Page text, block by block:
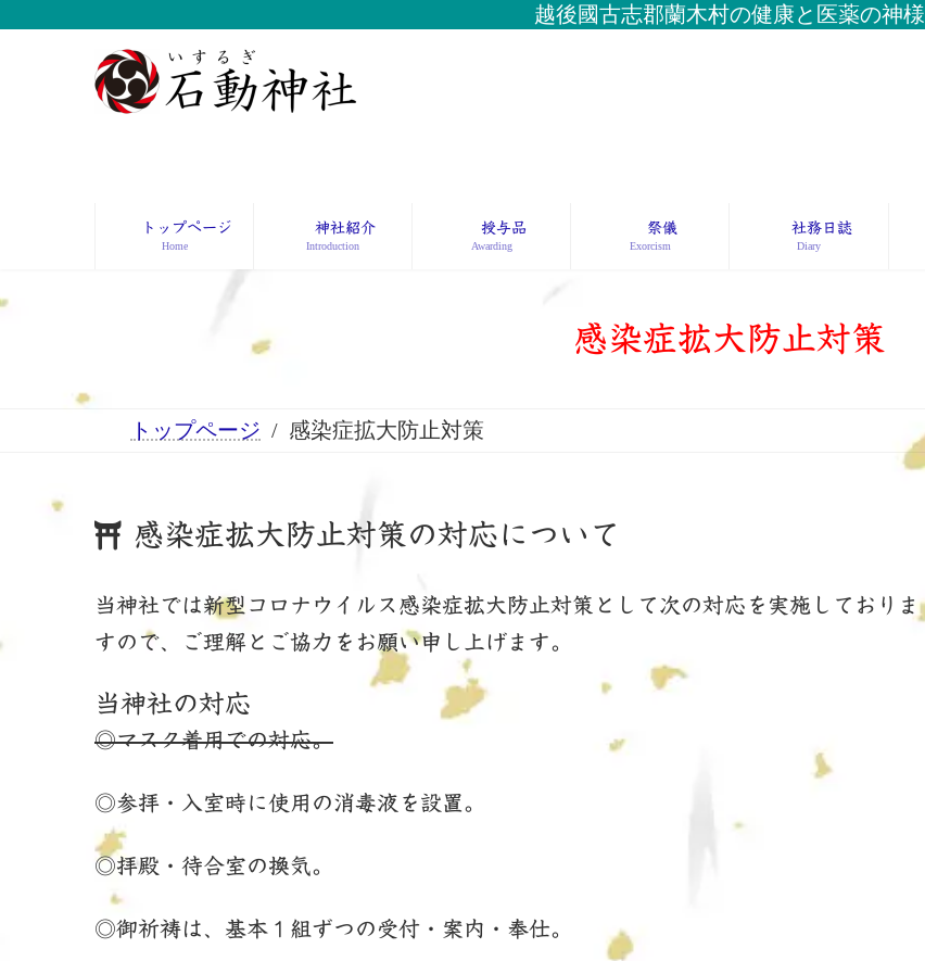
越後國古志郡蘭木村の健康と医薬の神様
トップページ
Home
神社紹介
Introduction
授与品
Awarding
祭儀
Exorcism
社務日誌
Diary
感染症拡大防止対策
トップページ 感染症拡大防止対策
感染症拡大防止対策の対応について
当神社では新型コロナウイルス感染症拡大防止対策として次の対応を実施しておりま
すので、ご理解とご協力をお願い申し上げます。
当神社の対応
◎マスク着用での対応。
◎参拝・入室時に使用の消毒液を設置。
◎拝殿・待合室の換気。
◎御祈祷は、基本１組ずつの受付・案内・奉仕。